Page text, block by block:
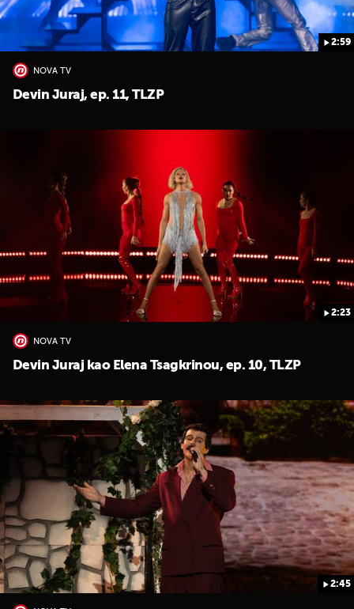
2:59
NOVA TV
Devin Juraj, ep. 11, TLZP
2:23
NOVA TV
Devin Juraj kao Elena Tsagkrinou, ep. 10, TLZP
2:45